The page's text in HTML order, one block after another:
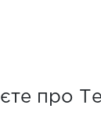
про